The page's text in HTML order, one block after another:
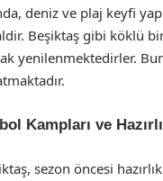
deniz ve plaj keyfi
Beşiktaş gibi köklü
yenilenmektedirler.
Kampları ve
sezon öncesi